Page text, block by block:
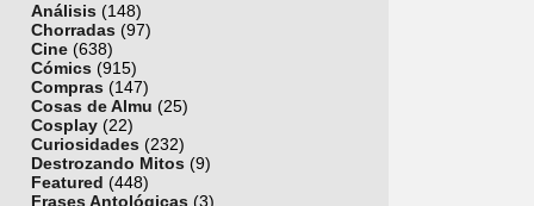
Análisis (148)
Chorradas (97)
Cine (638)
Cómics (915)
Compras (147)
Cosas de Almu (25)
Cosplay (22)
Curiosidades (232)
Destrozando Mitos (9)
Featured (448)
Frases Antológicas (3)